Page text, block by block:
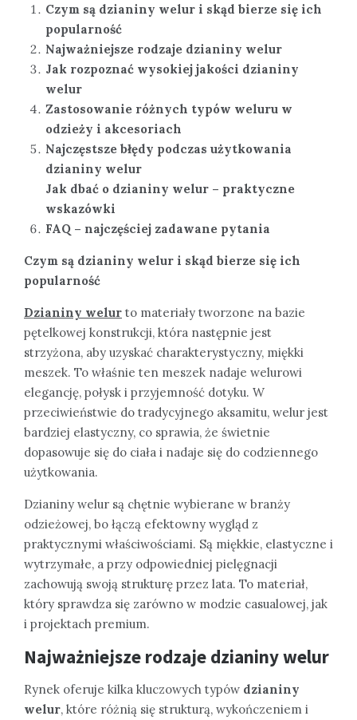
Czym są dzianiny welur i skąd bierze się ich
popularność
Najważniejsze rodzaje dzianiny welur
Jak rozpoznać wysokiej jakości dzianiny
welur
Zastosowanie różnych typów weluru w
odzieży i akcesoriach
Najczęstsze błędy podczas użytkowania
dzianiny welur
Jak dbać o dzianiny welur – praktyczne
wskazówki
FAQ – najczęściej zadawane pytania
Czym są dzianiny welur i skąd bierze się ich
popularność
Dzianiny welur to materiały tworzone na bazie
pętelkowej konstrukcji, która następnie jest
strzyżona, aby uzyskać charakterystyczny, miękki
meszek. To właśnie ten meszek nadaje welurowi
elegancję, połysk i przyjemność dotyku. W
przeciwieństwie do tradycyjnego aksamitu, welur jest
bardziej elastyczny, co sprawia, że świetnie
dopasowuje się do ciała i nadaje się do codziennego
użytkowania.
Dzianiny welur są chętnie wybierane w branży
odzieżowej, bo łączą efektowny wygląd z
praktycznymi właściwościami. Są miękkie, elastyczne i
wytrzymałe, a przy odpowiedniej pielęgnacji
zachowują swoją strukturę przez lata. To materiał,
który sprawdza się zarówno w modzie casualowej, jak
i projektach premium.
Najważniejsze rodzaje dzianiny welur
Rynek oferuje kilka kluczowych typów dzianiny
welur, które różnią się strukturą, wykończeniem i